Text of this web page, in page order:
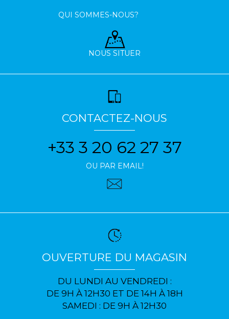
QUI SOMMES-NOUS?
NOUS SITUER
CONTACTEZ-NOUS
+33 3 20 62 27 37
OU PAR EMAIL!
OUVERTURE DU MAGASIN
DU LUNDI AU VENDREDI :
DE 9H À 12H30 ET DE 14H À 18H
SAMEDI : DE 9H À 12H30